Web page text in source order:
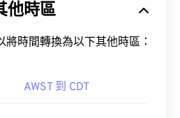
他時區
將時間轉換為以下其他時區：
AWST 到 CDT